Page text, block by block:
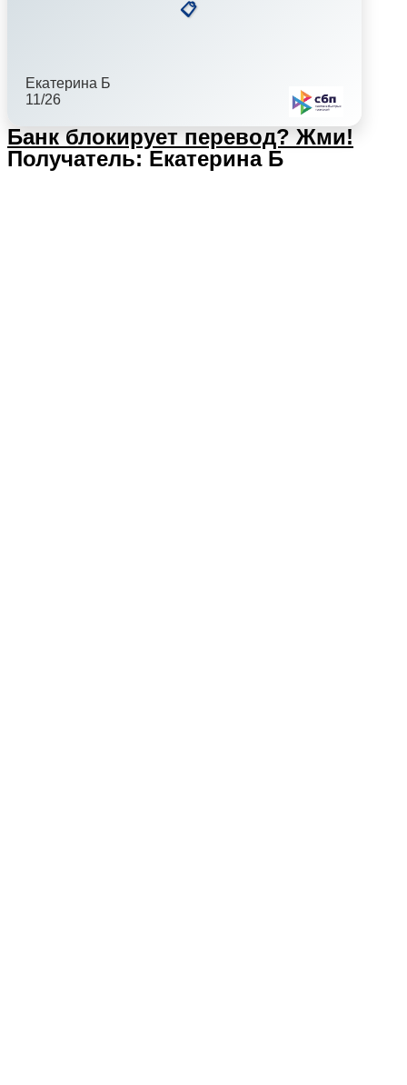
📋
Екатерина Б
11/26
Банк блокирует перевод? Жми!
Получатель: Екатерина Б